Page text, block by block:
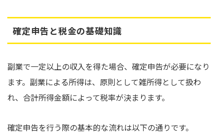
確定申告と税金の基礎知識
副業で一定以上の収入を得た場合、確定申告が必要になり
ます。副業による所得は、原則として雑所得として扱わ
れ、合計所得金額によって税率が決まります。
確定申告を行う際の基本的な流れは以下の通りです。